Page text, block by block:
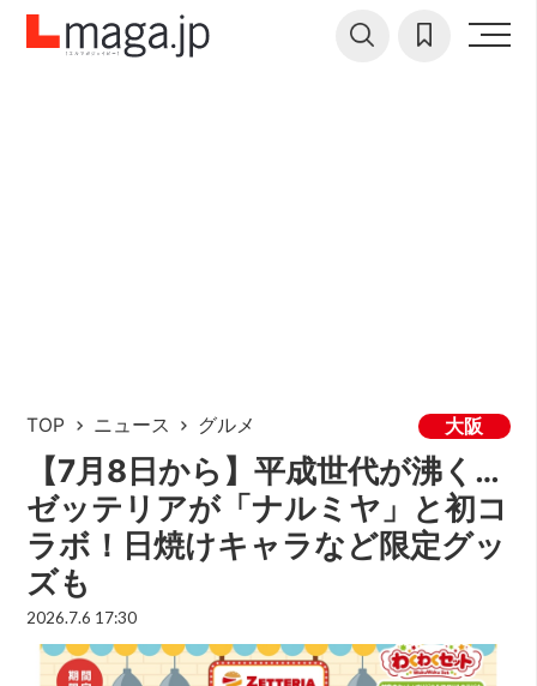
TOP ニュース グルメ 大阪
【7月8日から】平成世代が沸く…
ゼッテリアが「ナルミヤ」と初コ
ラボ！日焼けキャラなど限定グッ
ズも
2026.7.6 17:30